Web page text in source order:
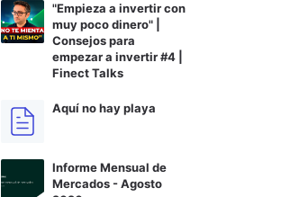
"Empieza a invertir con
muy poco dinero" |
Consejos para
empezar a invertir #4 |
Finect Talks
Aquí no hay playa
Informe Mensual de
Mercados - Agosto